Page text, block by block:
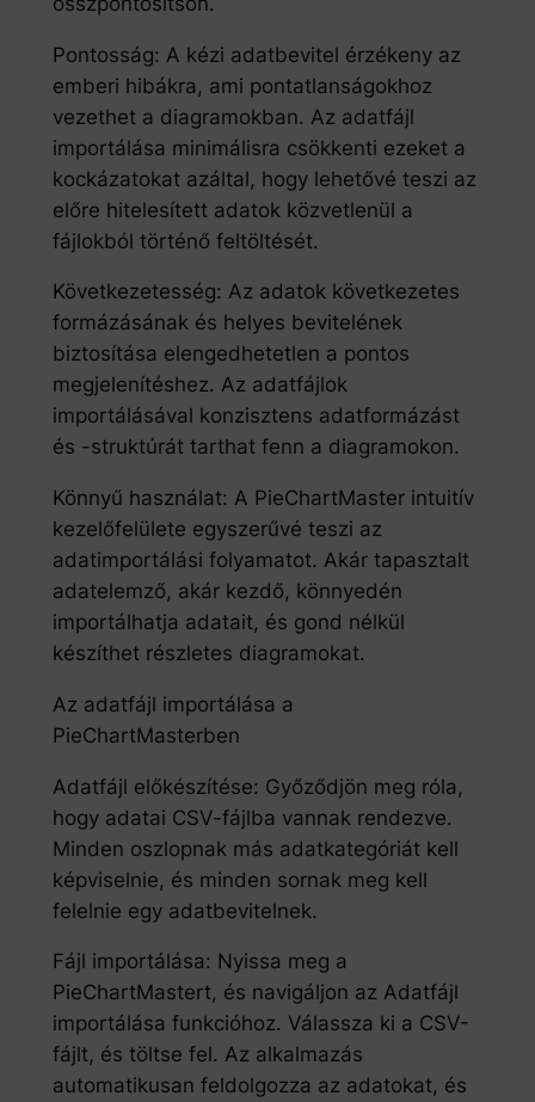
Pontosság: A kézi adatbevitel érzékeny az
emberi hibákra, ami pontatlanságokhoz
vezethet a diagramokban. Az adatfájl
importálása minimálisra csökkenti ezeket a
kockázatokat azáltal, hogy lehetővé teszi az
előre hitelesített adatok közvetlenül a
fájlokból történő feltöltését.
Következetesség: Az adatok következetes
formázásának és helyes bevitelének
biztosítása elengedhetetlen a pontos
megjelenítéshez. Az adatfájlok
importálásával konzisztens adatformázást
és -struktúrát tarthat fenn a diagramokon.
Könnyű használat: A PieChartMaster intuitív
kezelőfelülete egyszerűvé teszi az
adatimportálási folyamatot. Akár tapasztalt
adatelemző, akár kezdő, könnyedén
importálhatja adatait, és gond nélkül
készíthet részletes diagramokat.
Az adatfájl importálása a
PieChartMasterben
Adatfájl előkészítése: Győződjön meg róla,
hogy adatai CSV-fájlba vannak rendezve.
Minden oszlopnak más adatkategóriát kell
képviselnie, és minden sornak meg kell
felelnie egy adatbevitelnek.
Fájl importálása: Nyissa meg a
PieChartMastert, és navigáljon az Adatfájl
importálása funkcióhoz. Válassza ki a CSV-
fájlt, és töltse fel. Az alkalmazás
automatikusan feldolgozza az adatokat, és